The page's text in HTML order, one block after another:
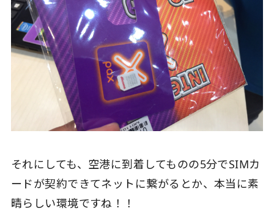
それにしても、空港に到着してものの5分でSIMカ
ードが契約できてネットに繋がるとか、本当に素
晴らしい環境ですね！！